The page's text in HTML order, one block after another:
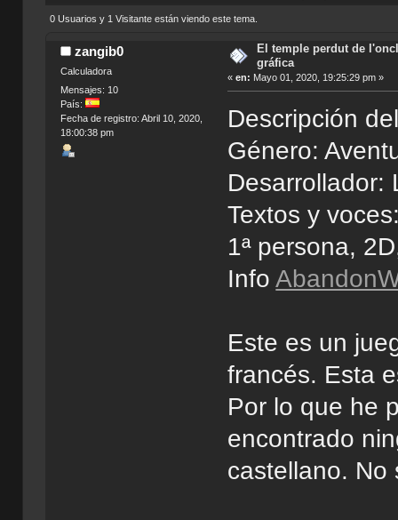
0 Usuarios y 1 Visitante están viendo este tema.
zangib0
Calculadora
Mensajes: 10
País:
Fecha de registro: Abril 10, 2020,
18:00:38 pm
El temple perdut de
gráfica
«en: Mayo 01, 2020, 19:25:29 pm »
Descripción
Género:
Desarrollador:
Textos y
1ª persona,
Info
Este es un
francés. Esta
Por lo que he
encontrado
castellano. No